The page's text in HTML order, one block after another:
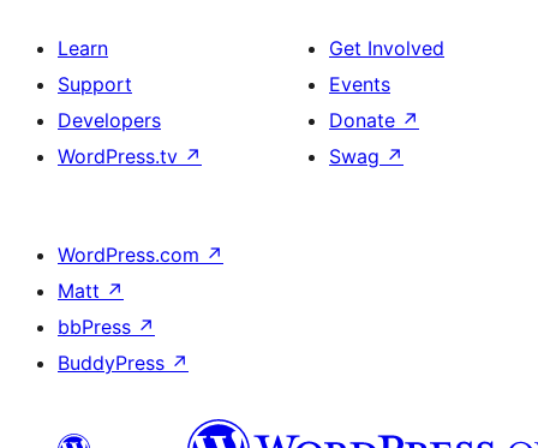
Learn
Support
Developers
WordPress.tv ↗
Get Involved
Events
Donate ↗
Swag ↗
WordPress.com ↗
Matt ↗
bbPress ↗
BuddyPress ↗